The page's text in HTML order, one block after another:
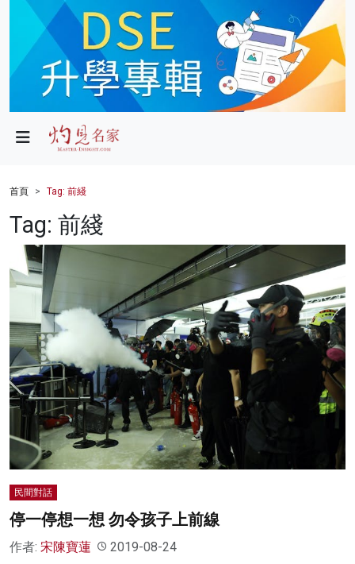
政局
財經
健康
商業
科技
影片
名家榜
灼見活動
關於我們
首頁 Tag: 前綫
Tag: 前綫
民間對話
停一停想一想 勿令孩子上前線
作者: 宋陳寶蓮 2019-08-24